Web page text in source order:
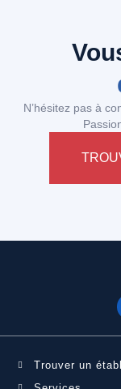
N’hésitez pas à
Trouver un